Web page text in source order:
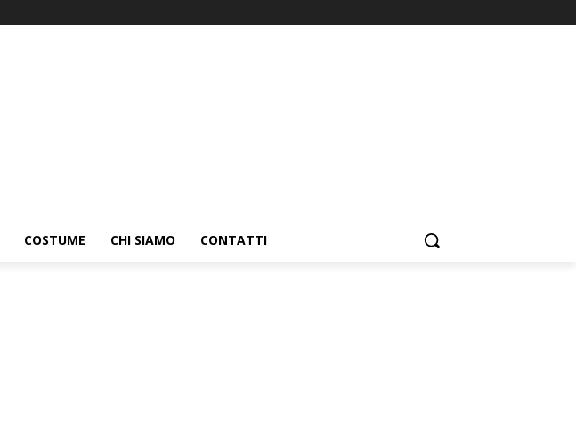
COSTUME CHI SIAMO CONTATTI